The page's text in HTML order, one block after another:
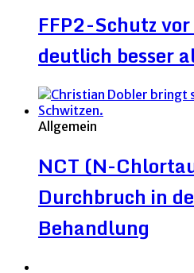
FFP2-Schutz
deutlich besser
Allgemein
NCT (N-
Durchbruch in
Behandlung